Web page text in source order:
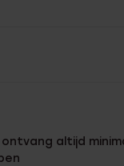
altijd